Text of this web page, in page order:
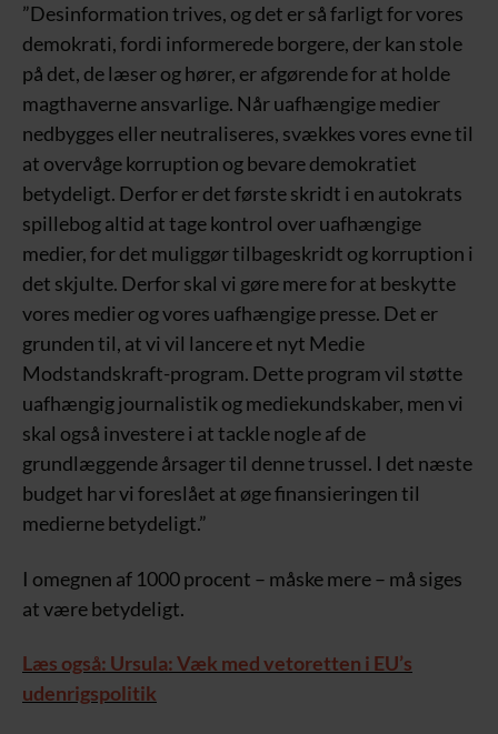
”Desinformation trives, og det er så farligt for vores
demokrati, fordi informerede borgere, der kan stole
på det, de læser og hører, er afgørende for at holde
magthaverne ansvarlige. Når uafhængige medier
nedbygges eller neutraliseres, svækkes vores evne til
at overvåge korruption og bevare demokratiet
betydeligt. Derfor er det første skridt i en autokrats
spillebog altid at tage kontrol over uafhængige
medier, for det muliggør tilbageskridt og korruption i
det skjulte. Derfor skal vi gøre mere for at beskytte
vores medier og vores uafhængige presse. Det er
grunden til, at vi vil lancere et nyt Medie
Modstandskraft-program. Dette program vil støtte
uafhængig journalistik og mediekundskaber, men vi
skal også investere i at tackle nogle af de
grundlæggende årsager til denne trussel. I det næste
budget har vi foreslået at øge finansieringen til
medierne betydeligt.”
I omegnen af 1000 procent – måske mere – må siges
at være betydeligt.
Læs også: Ursula: Væk med vetoretten i EU’s
udenrigspolitik